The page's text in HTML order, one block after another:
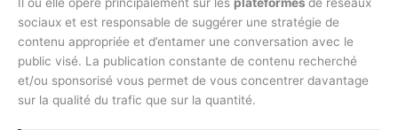
sociaux et est responsable de suggérer une stratégie de
contenu appropriée et d’entamer une conversation avec le
public visé. La publication constante de contenu recherché
et/ou sponsorisé vous permet de vous concentrer davantage
sur la qualité du trafic que sur la quantité.